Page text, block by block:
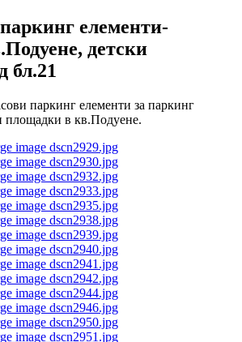
елементи-
детски
бл.21
паркинг елементи за паркинг
площадки в кв.Подуене.